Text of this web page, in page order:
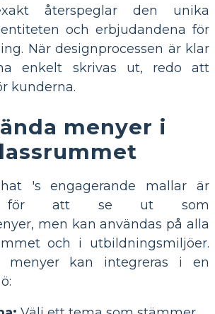
återspeglar den unika
och erbjudandena för
När designprocessen är klar
enkelt skrivas ut, redo att
kunderna.
menyer i
's engagerande mallar är
för att se ut som
men kan användas på alla
och i utbildningsmiljöer.
kan integreras i en